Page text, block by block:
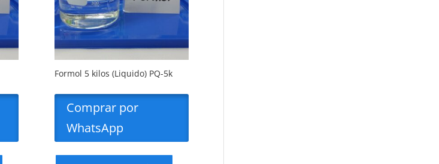
Formol 5 kilos (Liquido) PQ-5k
Comprar por
WhatsApp